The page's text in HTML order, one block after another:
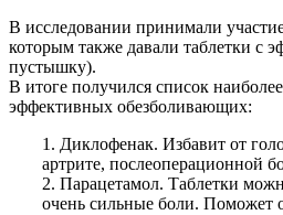
В исследовании принимали
которым также давали таблетки с
пустышку).
В итоге получился список
эффективных обезболивающих:
1. Диклофенак. Избавит от
артрите, послеоперационной
2. Парацетамол. Таблетки
очень сильные боли. Поможет